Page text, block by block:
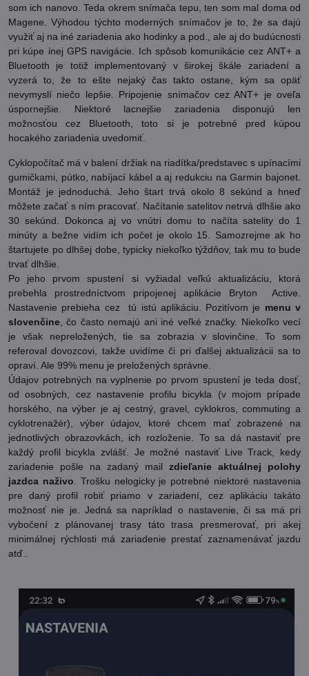
som ich nanovo. Teda okrem snímača tepu, ten som mal doma od
Magene. Výhodou týchto moderných snímačov je to, že sa dajú
využiť aj na iné zariadenia ako hodinky a pod., ale aj do budúcnosti
pri kúpe inej GPS navigácie. Ich spôsob komunikácie cez ANT+ a
Bluetooth je totiž implementovaný v širokej škále zariadení a
vyzerá to, že to ešte nejaký čas takto ostane, kým sa opäť
nevymyslí niečo lepšie. Pripojenie snímačov cez ANT+ je oveľa
úspornejšie. Niektoré lacnejšie zariadenia disponujú len
možnosťou cez Bluetooth, toto si je potrebné pred kúpou
hocakého zariadenia uvedomiť.
Cyklopočítač má v balení držiak na riadítka/predstavec s upínacími
gumičkami, pútko, nabíjací kábel a aj redukciu na Garmin bajonet.
Montáž je jednoduchá. Jeho štart trvá okolo 8 sekúnd a hneď
môžete začať s ním pracovať. Načítanie satelitov netrvá dlhšie ako
30 sekúnd. Dokonca aj vo vnútri domu to načíta satelity do 1
minúty a bežne vidím ich počet je okolo 15. Samozrejme ak ho
štartujete po dlhšej dobe, typicky niekoľko týždňov, tak mu to bude
trvať dlhšie.
Po jeho prvom spustení si vyžiadal veľkú aktualizáciu, ktorá
prebehla prostredníctvom pripojenej aplikácie Bryton Active.
Nastavenie prebieha cez tú istú aplikáciu. Pozitívom je menu v
slovenčine , čo často nemajú ani iné veľké značky. Niekoľko vecí
je však nepreložených, tie sa zobrazia v slovinčine. To som
referoval dovozcovi, takže uvidíme či pri ďalšej aktualizácii sa to
opraví. Ale 99% menu je preložených správne.
Údajov potrebných na vyplnenie po prvom spustení je teda dosť,
od osobných, cez nastavenie profilu bicykla (v mojom prípade
horského, na výber je aj cestný, gravel, cyklokros, commuting a
cyklotrenažér), výber údajov, ktoré chcem mať zobrazené na
jednotlivých obrazovkách, ich rozloženie. To sa dá nastaviť pre
každý profil bicykla zvlášť. Je možné nastaviť Live Track, kedy
zariadenie pošle na zadaný mail zdieľanie aktuálnej polohy
jazdca naživo . Trošku nelogicky je potrebné niektoré nastavenia
pre daný profil robiť priamo v zariadení, cez aplikáciu takáto
možnosť nie je. Jedná sa napríklad o nastavenie, či sa má pri
vybočení z plánovanej trasy táto trasa presmerovať, pri akej
minimálnej rýchlosti má zariadenie prestať zaznamenávať jazdu
atď..